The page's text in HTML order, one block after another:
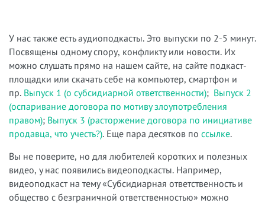
У нас также есть аудиоподкасты. Это выпуски по 2-5 минут.
Посвящены одному спору, конфликту или новости. Их
можно слушать прямо на нашем сайте, на сайте подкаст-
площадки или скачать себе на компьютер, смартфон и
пр. Выпуск 1 (о субсидиарной ответственности); Выпуск 2
(оспаривание договора по мотиву злоупотребления
правом); Выпуск 3 (расторжение договора по инициативе
продавца, что учесть?). Еще пара десятков по ссылке.
Вы не поверите, но для любителей коротких и полезных
видео, у нас появились видеоподкасты. Например,
видеоподкаст на тему «Субсидиарная ответственность и
общество с безграничной ответственностью» можно